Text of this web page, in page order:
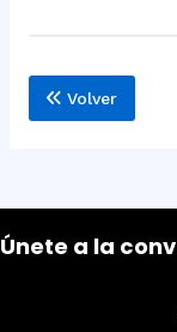
Volver
Únete a la